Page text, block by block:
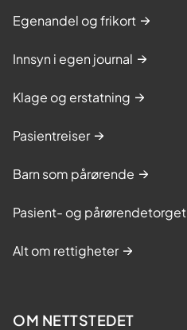
Egenandel og frikort
Innsyn i egen journal
Klage og erstatning
Pasientreiser
Barn som pårørende
Pasient- og pårørendetorget
Alt om rettigheter
OM NETTSTEDET